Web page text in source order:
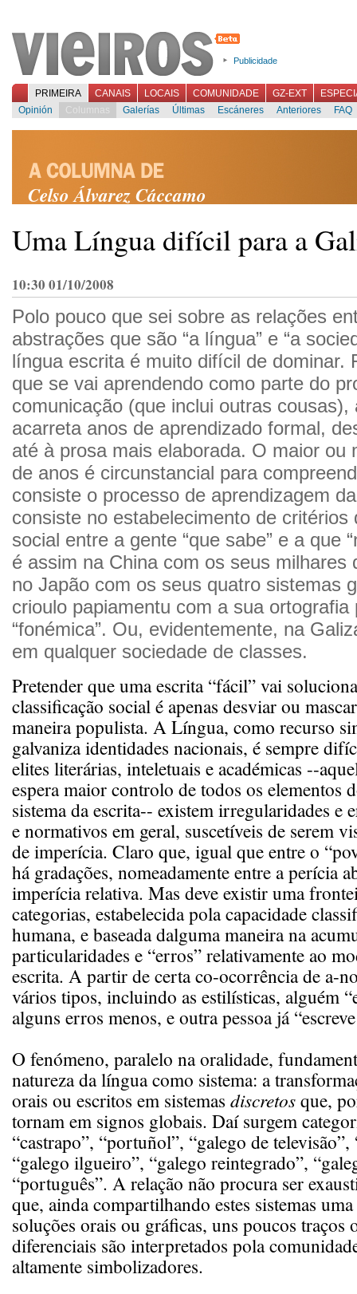
Publicidade
PRIMEIRA CANAIS LOCAIS COMUNIDADE GZ-EXT
Opinión
Columnas Galerías Últimas Escáneres Anteriores FAQ
Celso Álvarez Cáccamo
Uma Língua difícil para a
10:30 01/10/2008
Polo pouco que sei sobre as relações
abstrações que são “a língua” e “a
língua escrita é muito difícil de dominar.
que se vai aprendendo como parte do
comunicação (que inclui outras
acarreta anos de aprendizado formal,
até à prosa mais elaborada. O maior ou
de anos é circunstancial para
consiste o processo de aprendizagem
consiste no estabelecimento de critérios
social entre a gente “que sabe” e a que
é assim na China com os seus milhares
no Japão com os seus quatro sistemas
crioulo papiamentu com a sua ortografia
“fonémica”. Ou, evidentemente, na
em qualquer sociedade de classes.
Pretender que uma escrita “fácil” vai
classificação social é apenas desviar ou
maneira populista. A Língua, como recurso
galvaniza identidades nacionais, é sempre
elites literárias, inteletuais e académicas --
espera maior controlo de todos os elementos
sistema da escrita-- existem irregularidades e
e normativos em geral, suscetíveis de serem
de imperícia. Claro que, igual que entre o
há gradações, nomeadamente entre a perícia
imperícia relativa. Mas deve existir uma
categorias, estabelecida pola capacidade
humana, e baseada dalguma maneira na
particularidades e “erros” relativamente ao
escrita. A partir de certa co-ocorrência de a-
vários tipos, incluindo as estilísticas, alguém
alguns erros menos, e outra pessoa já
O fenómeno, paralelo na oralidade,
natureza da língua como sistema: a
orais ou escritos em sistemas discretosque,
tornam em signos globais. Daí surgem
“castrapo”, “portuñol”, “galego de
“galego ilgueiro”, “galego reintegrado”,
“português”. A relação não procura ser
que, ainda compartilhando estes sistemas
soluções orais ou gráficas, uns poucos traços
diferenciais são interpretados pola
altamente simbolizadores.